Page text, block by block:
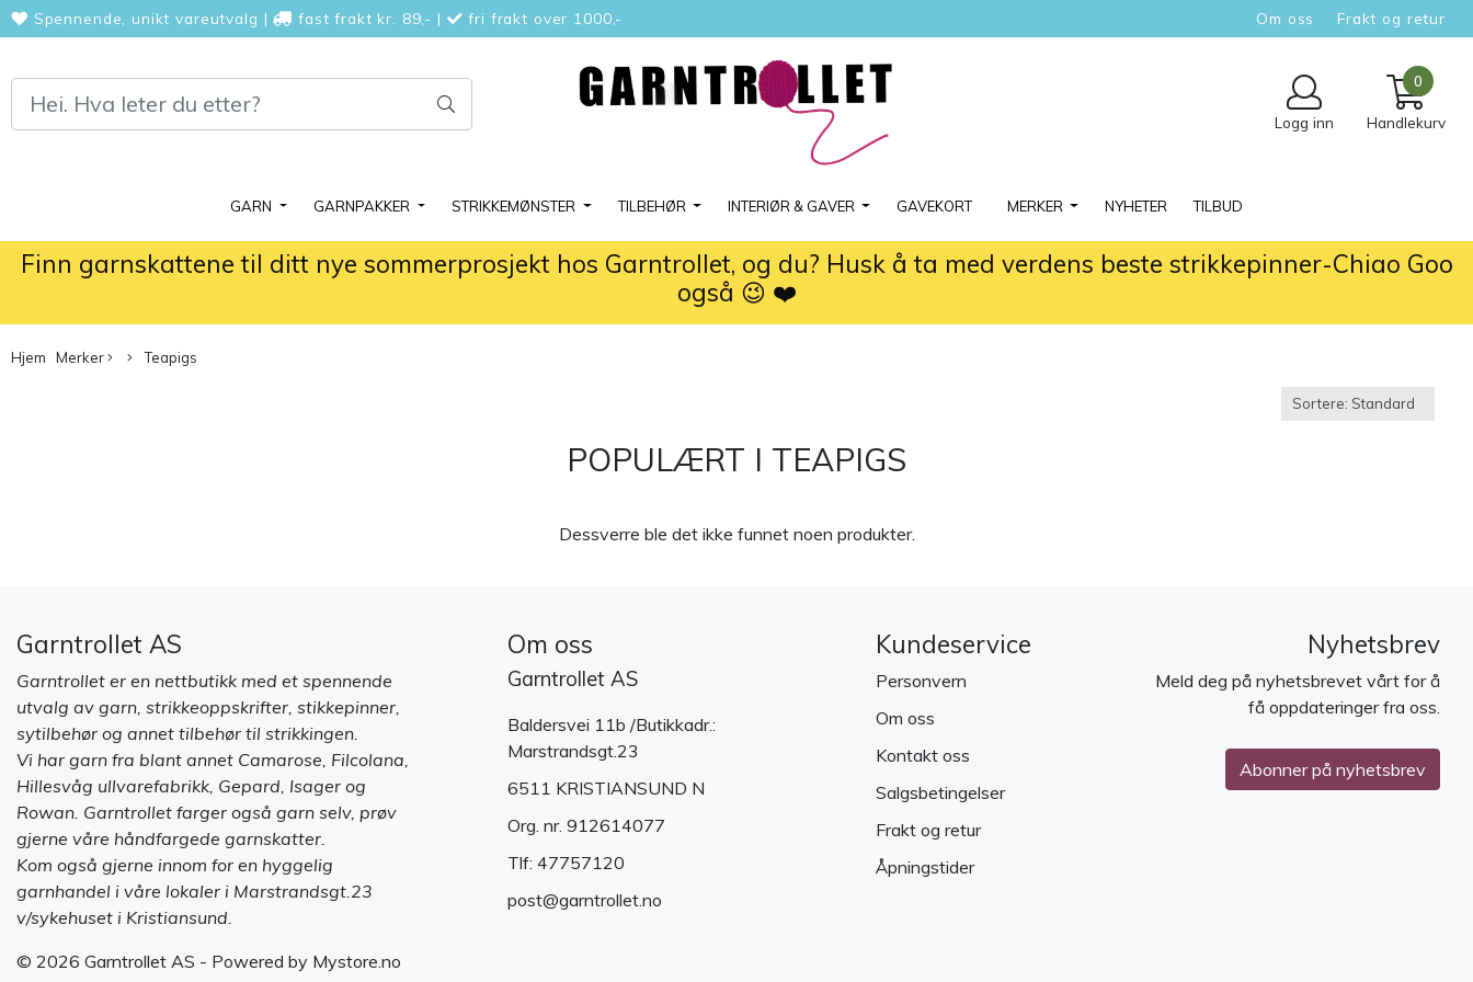
Spennende, unikt vareutvalg | fast frakt kr. 89,- | fri frakt over 1000,- Om oss Frakt og retur
Logg inn
0
Handlekurv
GARN GARNPAKKER STRIKKEMØNSTER TILBEHØR INTERIØR & GAVER GAVEKORT MERKER NYHETER TILBUD
Finn garnskattene til ditt nye sommerprosjekt hos Garntrollet, og du? Husk å ta med verdens beste strikkepinner-Chiao Goo
også 😉 ❤️
Hjem Merker Teapigs
POPULÆRT I TEAPIGS
Dessverre ble det ikke funnet noen produkter.
Garntrollet AS
Garntrollet er en nettbutikk med et spennende
utvalg av garn, strikkeoppskrifter, stikkepinner,
sytilbehør og annet tilbehør til strikkingen.
Vi har garn fra blant annet Camarose, Filcolana,
Hillesvåg ullvarefabrikk, Gepard, Isager og
Rowan. Garntrollet farger også garn selv, prøv
gjerne våre håndfargede garnskatter.
Kom også gjerne innom for en hyggelig
garnhandel i våre lokaler i Marstrandsgt.23
v/sykehuset i Kristiansund.
© 2026 Garntrollet AS - Powered by Mystore.no
Om oss
Garntrollet AS
Baldersvei 11b /Butikkadr.:
Marstrandsgt.23
6511 KRISTIANSUND N
Org. nr. 912614077
Tlf: 47757120
post@garntrollet.no
Kundeservice
Personvern
Om oss
Kontakt oss
Salgsbetingelser
Frakt og retur
Åpningstider
Nyhetsbrev
Meld deg på nyhetsbrevet vårt for å
få oppdateringer fra oss.
Abonner på nyhetsbrev